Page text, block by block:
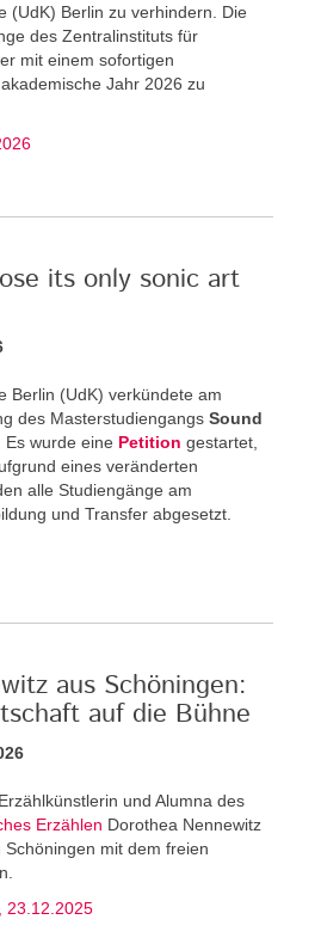
(UdK) Berlin zu verhindern. Die
des Zentralinstituts für
mit einem sofortigen
Jahr 2026 zu
its only sonic art
Berlin (UdK) verkündete am
des Masterstudiengangs Sound
. Es wurde eine Petition gestartet,
eines veränderten
alle Studiengänge am
und Transfer abgesetzt.
aus Schöningen:
auf die Bühne
und Alumna des
Erzählen Dorothea Nennewitz
mit dem freien
23.12.2025